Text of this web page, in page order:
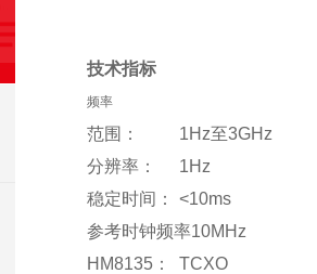
技术指标
频率
范围：
1Hz至3GHz
分辨率：
1Hz
稳定时间：
<10ms
参考时钟频率10MHz
HM8135：
TCXO